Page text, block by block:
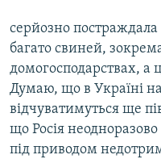
серйозно постраждала
багато свиней,
домогосподарствах, а
Думаю, що в Україні
відчуватимуться ще
що Росія неодноразово
під приводом